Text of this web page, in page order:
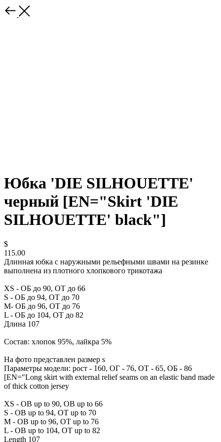
Юбка 'DIE SILHOUETTE'
черный [EN="Skirt 'DIE
SILHOUETTE' black"]
$
115.00
Длинная юбка с наружными рельефными швами на резинке
выполнена из плотного хлопкового трикотажа
XS - ОБ до 90, ОТ до 66
S - ОБ до 94, ОТ до 70
М- ОБ до 96, ОТ до 76
L - ОБ до 104, ОТ до 82
Длина 107
Состав: хлопок 95%, лайкра 5%
На фото представлен размер s
Параметры модели: рост - 160, ОГ - 76, ОТ - 65, ОБ - 86
[EN="Long skirt with external relief seams on an elastic band made
of thick cotton jersey
XS - OB up to 90, OB up to 66
S - OB up to 94, OT up to 70
M - OB up to 96, OT up to 76
L - OB up to 104, OT up to 82
Length 107